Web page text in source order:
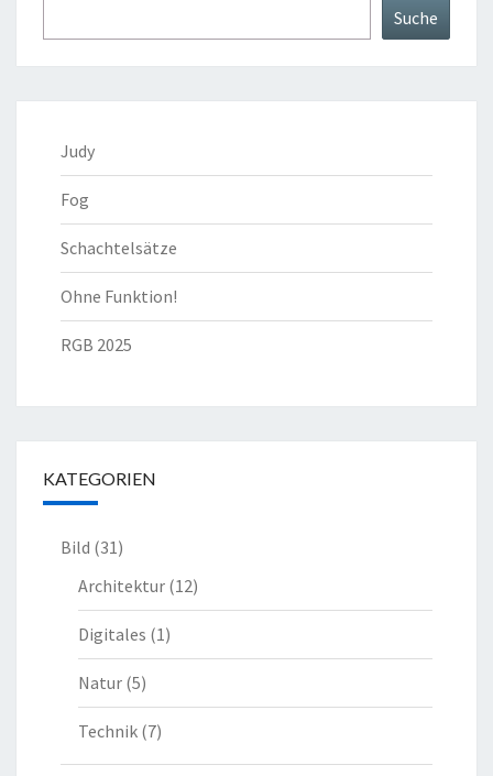
Suche
Judy
Fog
Schachtelsätze
Ohne Funktion!
RGB 2025
KATEGORIEN
Bild (31)
Architektur (12)
Digitales (1)
Natur (5)
Technik (7)